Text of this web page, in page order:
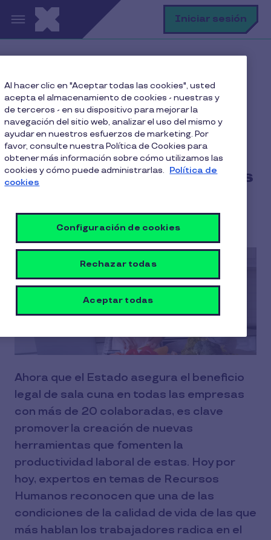
Pasar al contenido principal Iniciar sesión
Cómo mejorar la satisfacción laboral de las madres
trabajadoras
Cómo mejorar la
satisfacción laboral de las
4 Min de Lectura 11 Octubre 2018
Ahora que el Estado asegura el beneficio
legal de sala cuna en todas las empresas
con más de 20 colaboradas, es clave
promover la creación de nuevas
herramientas que fomenten la
productividad laboral de estas. Hoy por
hoy, expertos en temas de Recursos
Humanos reconocen que una de las
condiciones de la calidad de vida de las que
más hablan los trabajadores radica en el
Al hacer clic en "Aceptar todas las cookies", usted
acepta el almacenamiento de cookies - nuestras y
de terceros - en su dispositivo para mejorar la
navegación del sitio web, analizar el uso del mismo y
ayudar en nuestros esfuerzos de marketing. Por
favor, consulte nuestra Política de Cookies para
obtener más información sobre cómo utilizamos las
cookies y cómo puede administrarlas. Política de
cookies
Configuración de cookies
Rechazar todas
Aceptar todas